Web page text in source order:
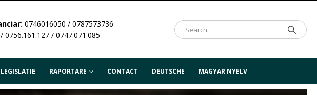
0746016050 / 0787573736
0756.161.127 / 0747.071.085
LEGISLATIE RAPORTARE CONTACT DEUTSCHE MAGYAR NYELV